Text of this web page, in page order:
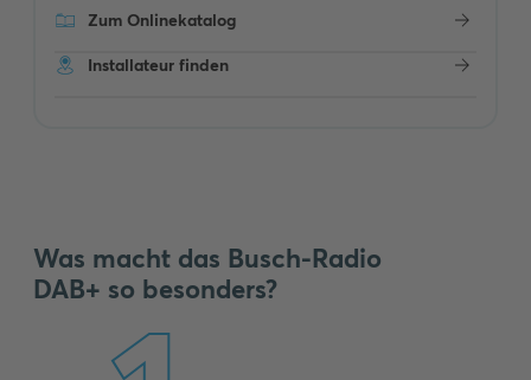
Zum Onlinekatalog
Installateur finden
Was macht das Busch-Radio
DAB+ so besonders?